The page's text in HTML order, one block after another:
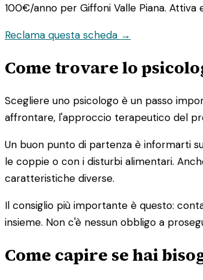
100€/anno per Giffoni Valle Piana. Attiva
Reclama questa scheda →
Come trovare lo
Scegliere uno psicologo è un passo
affrontare, l'approccio terapeutico del
Un buon punto di partenza è informarti
le coppie o con i disturbi alimentari.
caratteristiche diverse.
Il consiglio più importante è questo:
insieme. Non c'è nessun obbligo a
Come capire se hai